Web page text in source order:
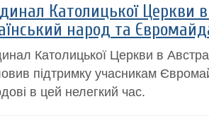
Католицької Церкви в
народ та
Католицької Церкви в
підтримку учасникам
в цей нелегкий час.